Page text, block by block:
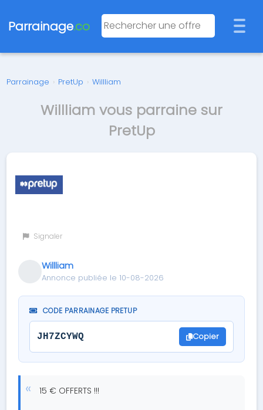
Parrainage.co
Parrainage › PretUp › Willliam
Willliam vous parraine sur
PretUp
Signaler
Willliam
Annonce publiée le 10-08-2026
CODE PARRAINAGE PRETUP
JH7ZCYWQ Copier
15 € OFFERTS !!!